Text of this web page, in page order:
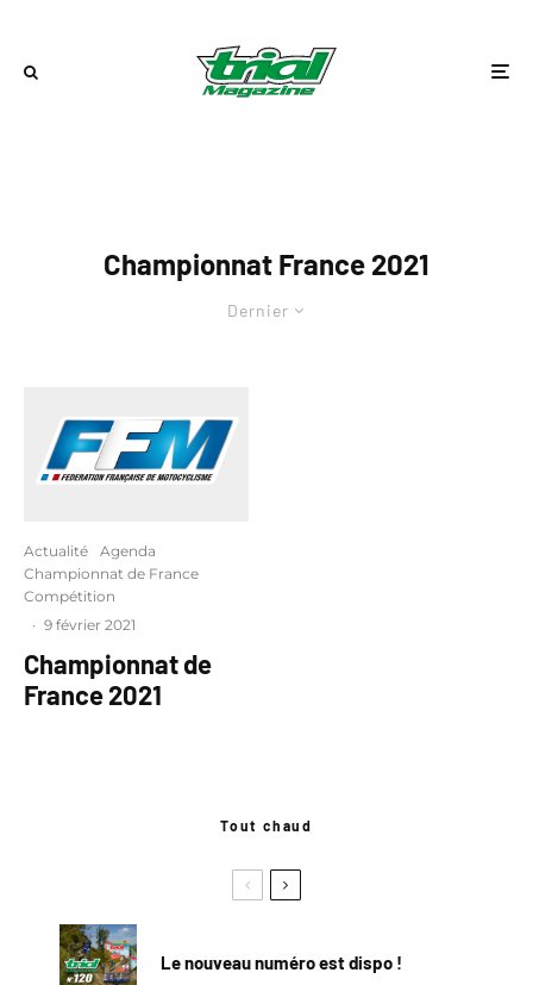
Championnat France 2021
Dernier
Actualité
Agenda
Championnat de France
Compétition
· 9 février 2021
Championnat de
France 2021
Tout chaud
Le nouveau numéro est dispo !